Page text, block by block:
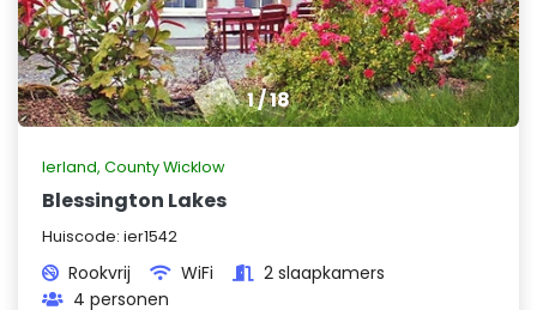
1/18
Ierland, County Wicklow
Blessington Lakes
Huiscode: ier1542
Rookvrij WiFi
2 slaapkamers
4 personen